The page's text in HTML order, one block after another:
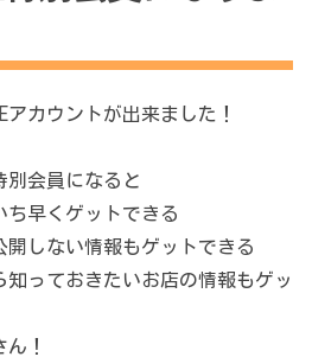
カウントが出来ました！
別会員になると
ち早くゲットできる
開しない情報もゲットできる
知っておきたいお店の情報もゲッ
！